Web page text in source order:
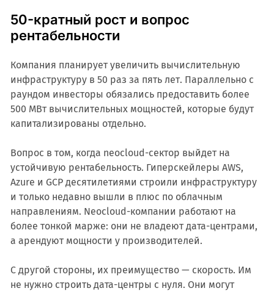
50-кратный рост и вопрос
рентабельности
Компания планирует увеличить вычислительную
инфраструктуру в 50 раз за пять лет. Параллельно с
раундом инвесторы обязались предоставить более
500 МВт вычислительных мощностей, которые будут
капитализированы отдельно.
Вопрос в том, когда neocloud-сектор выйдет на
устойчивую рентабельность. Гиперскейлеры AWS,
Azure и GCP десятилетиями строили инфраструктуру
и только недавно вышли в плюс по облачным
направлениям. Neocloud-компании работают на
более тонкой марже: они не владеют дата-центрами,
а арендуют мощности у производителей.
С другой стороны, их преимущество — скорость. Им
не нужно строить дата-центры с нуля. Они могут